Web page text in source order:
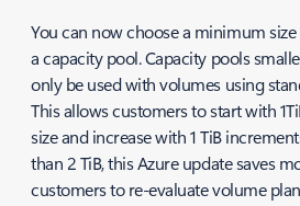
You can now choose a minimum
a capacity pool. Capacity pools
only be used with volumes using
This allows customers to start with
size and increase with 1 TiB
than 2 TiB, this Azure update saves
customers to re-evaluate volume